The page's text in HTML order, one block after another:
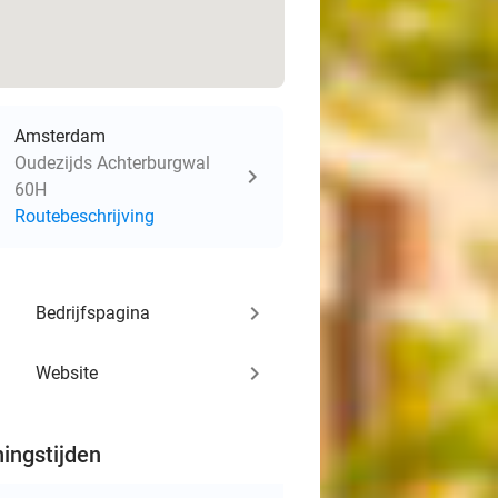
Amsterdam
Oudezijds Achterburgwal
60H
Routebeschrijving
Bedrijfspagina keyboard_arrow_right
Website keyboard_arrow_right